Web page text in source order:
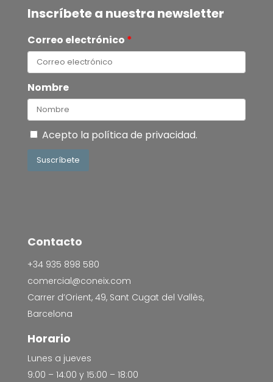
Inscríbete a nuestra newsletter
Correo electrónico *
Nombre
Acepto la política de privacidad.
Suscríbete
Contacto
+34 935 898 580
comercial@coneix.com
Carrer d’Orient, 49, Sant Cugat del Vallès,
Barcelona
Horario
Lunes a jueves
9:00 – 14:00 y 15:00 – 18:00